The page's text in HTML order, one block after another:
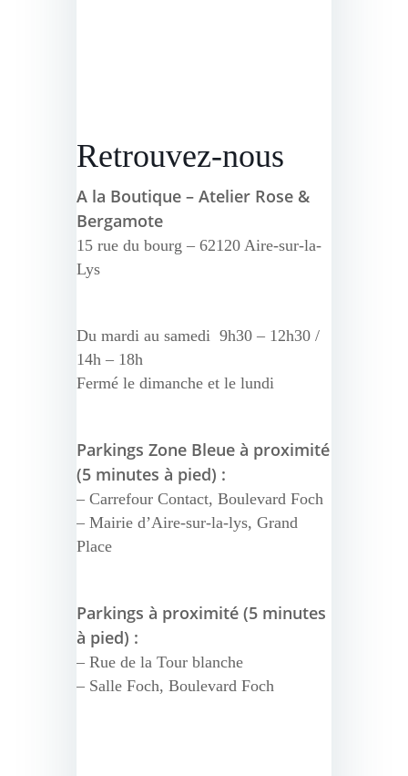
Retrouvez-nous
A la Boutique – Atelier Rose &
Bergamote
15 rue du bourg – 62120 Aire-sur-la-
Lys
Du mardi au samedi 9h30 – 12h30 /
14h – 18h
Fermé le dimanche et le lundi
Parkings Zone Bleue à proximité
(5 minutes à pied) :
– Carrefour Contact, Boulevard Foch
– Mairie d’Aire-sur-la-lys, Grand
Place
Parkings à proximité (5 minutes
à pied) :
– Rue de la Tour blanche
– Salle Foch, Boulevard Foch